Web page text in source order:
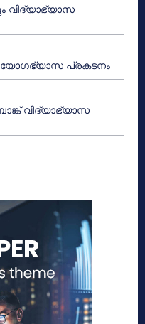
വിദ്യാഭ്യാസ
യോഗഭ്യാസ പ്രകടനം
വിദ്യാഭ്യാസ